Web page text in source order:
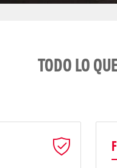
TODO LO